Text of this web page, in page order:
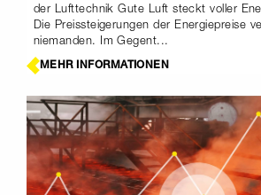
der Lufttechnik Gute Luft steckt voller
Die Preissteigerungen der Energiepreise
niemanden. Im Gegent...
MEHR INFORMATIONEN